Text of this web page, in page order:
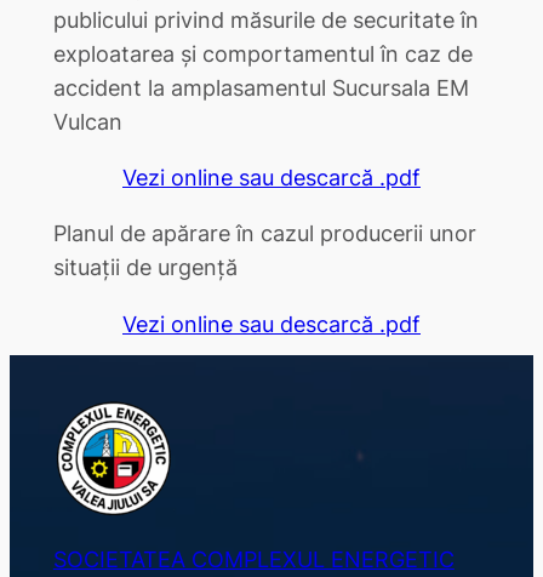
publicului privind măsurile de securitate în
exploatarea și comportamentul în caz de
accident la amplasamentul Sucursala EM
Vulcan
Vezi online sau descarcă .pdf
Planul de apărare în cazul producerii unor
situații de urgență
Vezi online sau descarcă .pdf
SOCIETATEA COMPLEXUL ENERGETIC